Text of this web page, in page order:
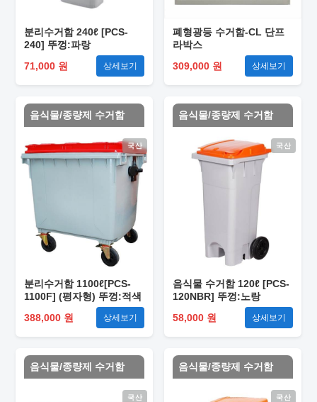
분리수거함 240ℓ [PCS-
240] 뚜껑:파랑
71,000 원
상세보기
폐형광등 수거함-CL 단프
라박스
309,000 원
상세보기
음식물/종량제 수거함
국산
분리수거함 1100ℓ[PCS-
1100F] (평자형) 뚜껑:적색
388,000 원
상세보기
음식물/종량제 수거함
국산
음식물 수거함 120ℓ [PCS-
120NBR] 뚜껑:노랑
58,000 원
상세보기
음식물/종량제 수거함
국산
음식물/종량제 수거함
국산